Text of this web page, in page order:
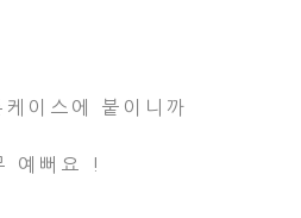
이스에 붙이니까
예뻐요 !